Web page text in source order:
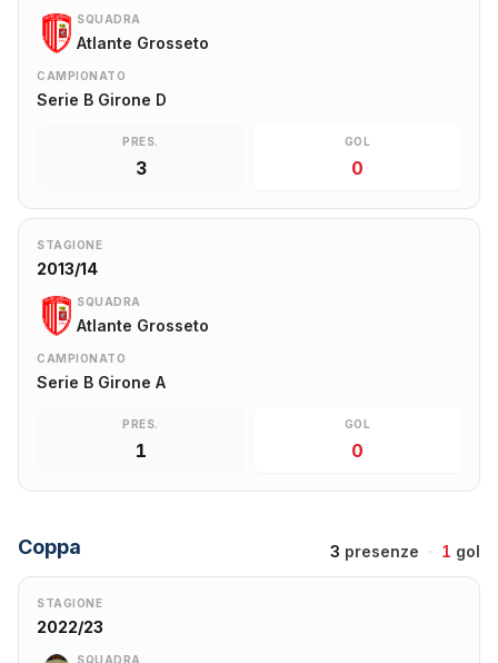
SQUADRA
Atlante Grosseto
CAMPIONATO
Serie B Girone D
PRES.
3
GOL
0
STAGIONE
2013/14
SQUADRA
Atlante Grosseto
CAMPIONATO
Serie B Girone A
PRES.
1
GOL
0
Coppa 3 presenze · 1 gol
STAGIONE
2022/23
SQUADRA